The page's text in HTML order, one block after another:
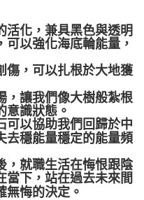
活化，兼具黑色與透明
以強化海底輪能量，
傷，可以扎根於大地獲
，讓我們像大樹般紮根
意識狀態。
可以協助我們回歸於中
去穩能量穩定的能量頻
，就職生活在悔恨跟陰
當下，站在過去未來間
無悔的決定。